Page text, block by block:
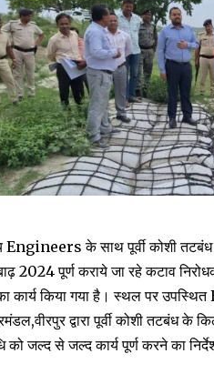
Engineers के साथ पूर्वी कोशी
2024 पूर्ण कराये जा रहे कटाव
कार्य किया गया है। स्थल पर
द्वारा पूर्वी कोशी तटबंध
जल्द से जल्द कार्य पूर्ण करने का